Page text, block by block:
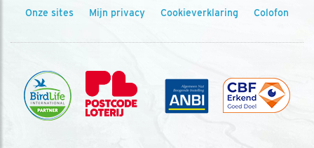
Onze sites Mijn privacy Cookieverklaring Colofon